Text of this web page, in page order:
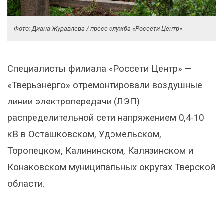
Фото: Диана Журавлева / пресс-служба «Россети Центр»
Специалисты филиала «Россети Центр» —
«Тверьэнерго» отремонтировали воздушные
линии электропередачи (ЛЭП)
распределительной сети напряжением 0,4-10
кВ в Осташковском, Удомельском,
Торопецком, Калининском, Калязинском и
Конаковском муниципальных округах Тверской
области.